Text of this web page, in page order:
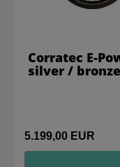
5.199,00 EUR
Corratec E-
silver /